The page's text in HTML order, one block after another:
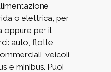
o elettrica, per
oppure per il
auto, flotte
veicoli
e minibus. Puoi